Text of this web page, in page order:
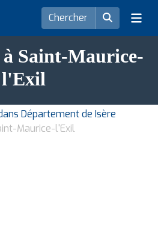
à Saint-Maurice-
l'Exil
Département de Isère
Maurice-l'Exil